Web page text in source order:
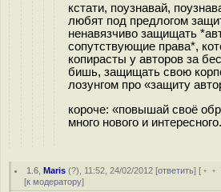
кстати, поузнавай,
любят под предлогом
ненавязчиво защищать
сопутствующие права*,
копирасты у авторов за
бишь, защищать свою
лозунгом про «защиту
короче: «повышай своё
много нового и интересного.
1.6 ,Maris (?), 11:52, 24/02/2012 [ответить] [
[к модератору]